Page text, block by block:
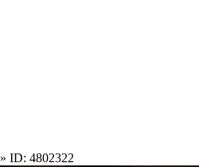
» ID: 4802322